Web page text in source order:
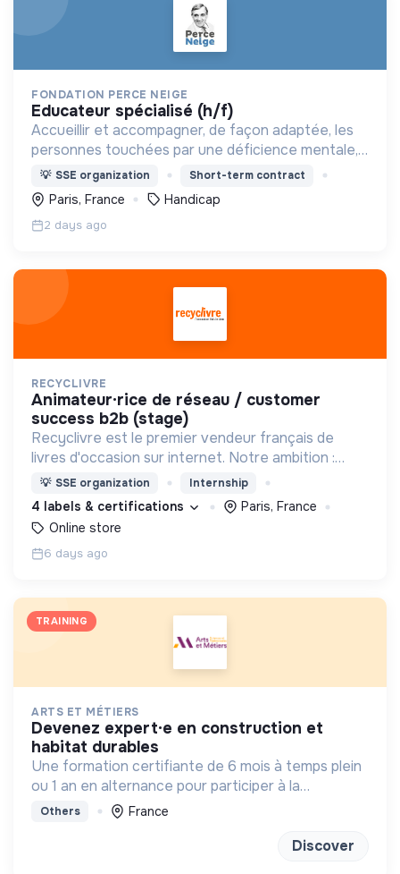
FONDATION PERCE NEIGE
educateur spécialisé (h/f)
Accueillir et accompagner, de façon adaptée, les
personnes touchées par une déficience mentale,
un handicap physique ou psychique
💡 SSE organization Short-term contract
Paris, France Handicap
2 days ago
RECYCLIVRE
animateur·rice de réseau / customer
success b2b (stage)
Recyclivre est le premier vendeur français de
livres d'occasion sur internet. Notre ambition :
avoir un impact favorable sur l'homme et son
environnement.
💡 SSE organization Internship
4 labels & certifications
Paris, France
Online store
6 days ago
TRAINING
ARTS ET MÉTIERS
devenez expert·e en construction et
habitat durables
Une formation certifiante de 6 mois à temps plein
ou 1 an en alternance pour participer à la
conception et à la rénovation de bâtiments
Others France
Discover